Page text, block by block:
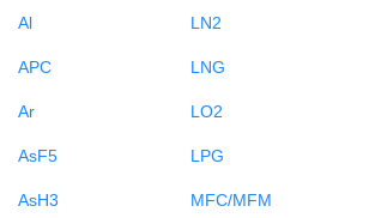
Al
APC
Ar
AsF5
AsH3
LN2
LNG
LO2
LPG
MFC/MFM